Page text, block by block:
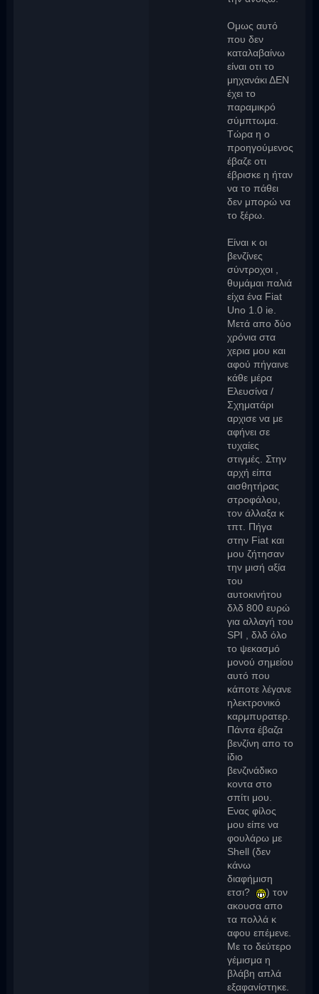
Ομως αυτό
που δεν
καταλαβαίνω
είναι οτι το
μηχανάκι ΔΕΝ
έχει το
παραμικρό
σύμπτωμα.
Τώρα η ο
προηγούμενος
έβαζε οτι
έβρισκε η ήταν
να το πάθει
δεν μπορώ να
το ξέρω.
Είναι κ οι
βενζίνες
σύντροχοι ,
θυμάμαι παλιά
είχα ένα Fiat
Uno 1.0 ie.
Mετά απο δύο
χρόνια στα
χερια μου και
αφού πήγαινε
κάθε μέρα
Ελευσίνα /
Σχηματάρι
αρχισε να με
αφήνει σε
τυχαίες
στιγμές. Στην
αρχή είπα
αισθητήρας
στροφάλου,
τον άλλαξα κ
τπτ. Πήγα
στην Fiat και
μου ζήτησαν
την μισή αξία
του
αυτοκινήτου
δλδ 800 ευρώ
για αλλαγή του
SPI , δλδ όλο
το ψεκασμό
μονού σημείου
αυτό που
κάποτε λέγανε
ηλεκτρονικό
καρμπυρατερ.
Πάντα έβαζα
βενζίνη απο το
ίδιο
βενζινάδικο
κοντα στο
σπίτι μου.
Ενας φίλος
μου είπε να
φουλάρω με
Shell (δεν
κάνω
διαφήμιση
ετσι?
) τον
ακουσα απο
τα πολλά κ
αφου επέμενε.
Με το δεύτερο
γέμισμα η
βλάβη απλά
εξαφανίστηκε.